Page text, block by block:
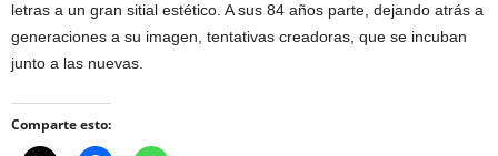
letras a un gran sitial estético. A sus 84 años parte, dejando atrás a
generaciones a su imagen, tentativas creadoras, que se incuban
junto a las nuevas.
Comparte esto: